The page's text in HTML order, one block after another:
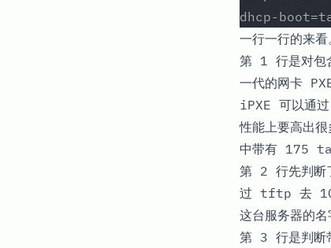
dhcp-
一行一行的来看
第 1 行是对包
一代的网卡
iPXE 可以通
性能上要高出
中带有 175
第 2 行先判断
过 tftp 去
这台服务器的
第 3 行是判断